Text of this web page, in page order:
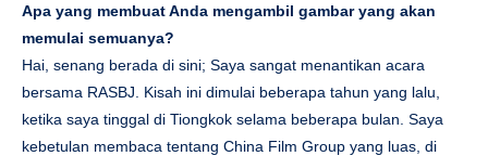
Apa yang membuat Anda mengambil gambar yang akan
memulai semuanya?
Hai, senang berada di sini; Saya sangat menantikan acara
bersama RASBJ. Kisah ini dimulai beberapa tahun yang lalu,
ketika saya tinggal di Tiongkok selama beberapa bulan. Saya
kebetulan membaca tentang China Film Group yang luas, di